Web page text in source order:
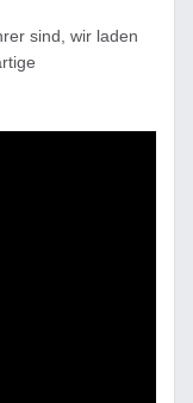
sind, wir laden